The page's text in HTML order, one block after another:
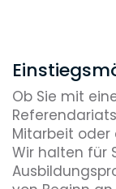
Ob Sie mit
Mitarbeit oder
Wir halten für